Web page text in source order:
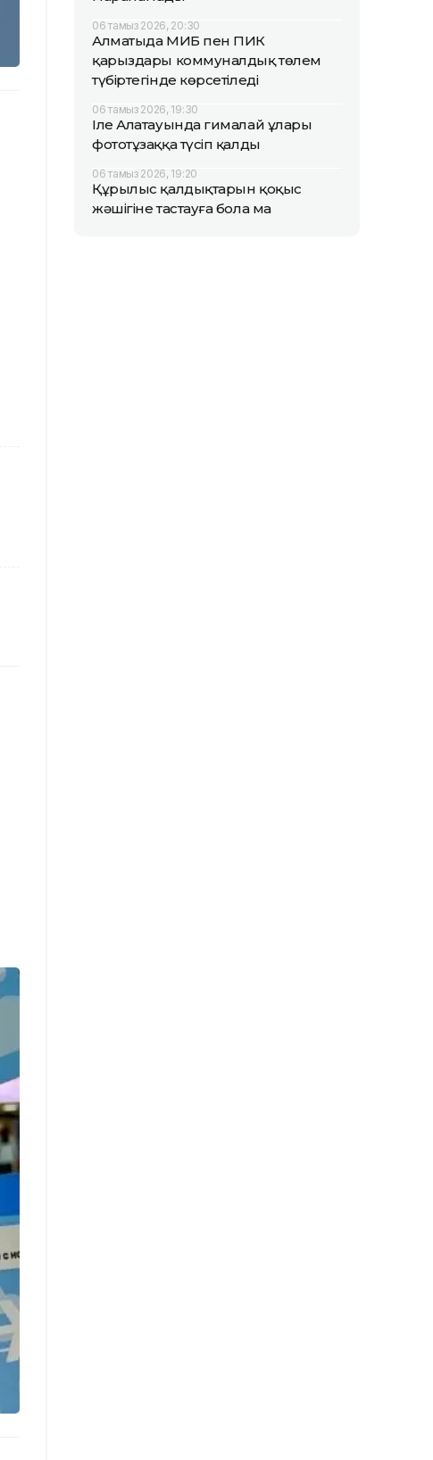
06 тамыз 2026, 20:30
Алматыда МИБ пен ПИК
қарыздары коммуналдық төлем
түбіртегінде көрсетіледі
06 тамыз 2026, 19:30
Іле Алатауында гималай ұлары
фототұзаққа түсіп қалды
06 тамыз 2026, 19:20
Құрылыс қалдықтарын қоқыс
жәшігіне тастауға бола ма